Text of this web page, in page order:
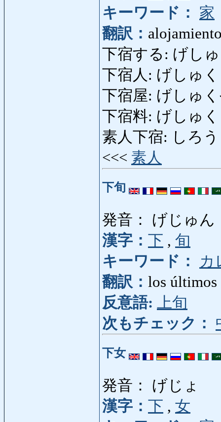
キーワード：
家
翻訳：
下宿する: げし
下宿人: げしゅ
下宿屋: げしゅく
下宿料: げしゅ
素人下宿: しろう
<<< 素人
下旬
発音： げじゅん
漢字： 下 , 旬
キーワード：
カ
翻訳： los últimos
反意語:
上旬
次もチェック：
下女
発音： げじょ
漢字： 下 , 女